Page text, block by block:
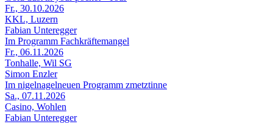
Fr., 30.10.2026
KKL, Luzern
Fabian Unteregger
Im Programm Fachkräftemangel
Fr., 06.11.2026
Tonhalle, Wil SG
Simon Enzler
Im nigelnagelneuen Programm zmetztinne
Sa., 07.11.2026
Casino, Wohlen
Fabian Unteregger